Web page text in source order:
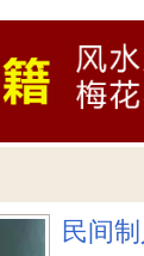
的困扰
民间